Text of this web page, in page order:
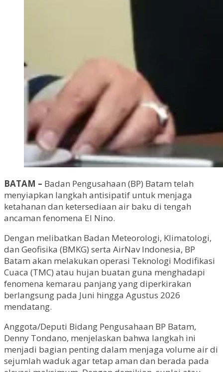
BATAM – Badan Pengusahaan (BP) Batam telah
menyiapkan langkah antisipatif untuk menjaga
ketahanan dan ketersediaan air baku di tengah
ancaman fenomena El Nino.
Dengan melibatkan Badan Meteorologi, Klimatologi,
dan Geofisika (BMKG) serta AirNav Indonesia, BP
Batam akan melakukan operasi Teknologi Modifikasi
Cuaca (TMC) atau hujan buatan guna menghadapi
fenomena kemarau panjang yang diperkirakan
berlangsung pada Juni hingga Agustus 2026
mendatang.
Anggota/Deputi Bidang Pengusahaan BP Batam,
Denny Tondano, menjelaskan bahwa langkah ini
menjadi bagian penting dalam menjaga volume air di
sejumlah waduk agar tetap aman dan berada pada